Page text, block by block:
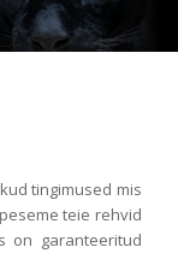
tingimused mis
teie rehvid
on garanteeritud